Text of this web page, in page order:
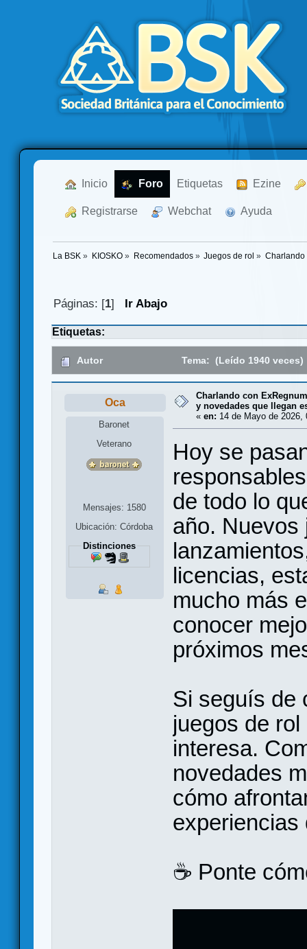
Inicio Foro Etiquetas Ezine
Registrarse Webchat Ayuda
La BSK » KIOSKO» Recomendados» Juegos de rol » Charlando
Páginas: [1] Ir Abajo
Etiquetas:
Autor Tema: (Leído 1940 veces)
Oca
Baronet
Veterano
Mensajes: 1580
Ubicación: Córdoba
Distinciones
Charlando con
y novedades que llegan
« en: 14 de Mayo de 2026,
Hoy se
de todo lo
año. Nuevos
licencias,
mucho más
conocer
próximos
Si seguís de
juegos de
interesa.
novedades
cómo
experiencias
☕️ Ponte